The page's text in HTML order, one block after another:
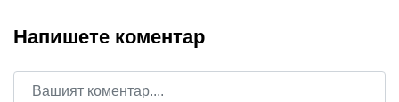
Напишете коментар